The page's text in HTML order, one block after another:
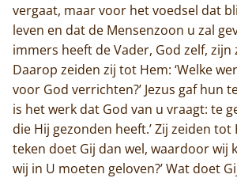
vergaat, maar voor het voedsel dat
leven en dat de Mensenzoon u zal
immers heeft de Vader, God zelf, zijn
Daarop zeiden zij tot Hem: ‘Welke
voor God verrichten?’ Jezus gaf hun
is het werk dat God van u vraagt: te
die Hij gezonden heeft.’ Zij zeiden tot
teken doet Gij dan wel, waardoor wij
wij in U moeten geloven?’ Wat doet